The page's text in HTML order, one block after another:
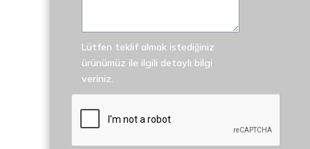
Lütfen teklif almak istediğiniz
ürünümüz ile ilgili detaylı bilgi
veriniz.